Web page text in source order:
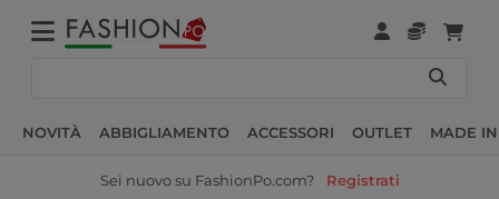
NOVITÀ ABBIGLIAMENTO ACCESSORI OUTLET MADE
Sei nuovo su FashionPo.com? Registrati